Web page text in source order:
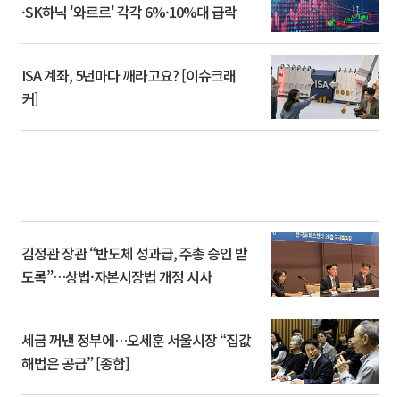
·SK하닉 '와르르' 각각 6%·10%대 급락
ISA 계좌, 5년마다 깨라고요? [이슈크래
커]
김정관 장관 “반도체 성과급, 주총 승인 받
도록”…상법·자본시장법 개정 시사
세금 꺼낸 정부에…오세훈 서울시장 “집값
해법은 공급” [종합]